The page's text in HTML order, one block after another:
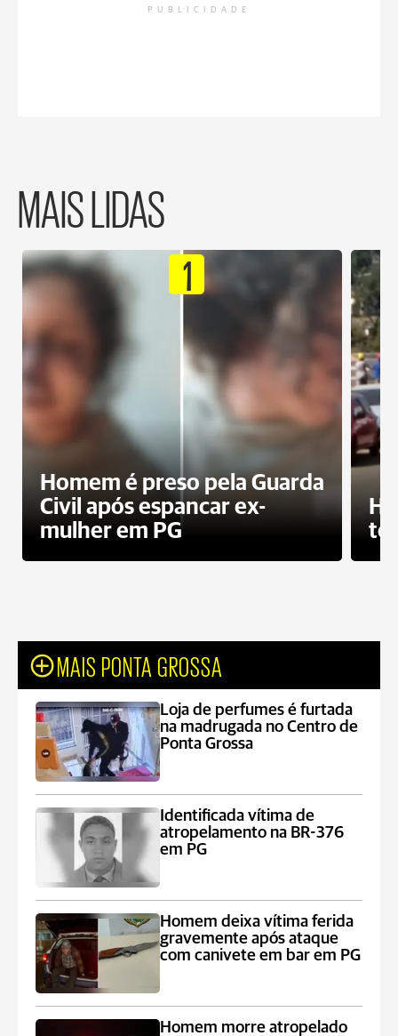
PUBLICIDADE
MAIS LIDAS
1
Homem é preso pela Guarda
Civil após espancar ex-
mulher em PG
MAIS PONTA GROSSA
Loja de perfumes é furtada
na madrugada no Centro de
Ponta Grossa
Identificada vítima de
atropelamento na BR-376
em PG
Homem deixa vítima ferida
gravemente após ataque
com canivete em bar em PG
Homem morre atropelado